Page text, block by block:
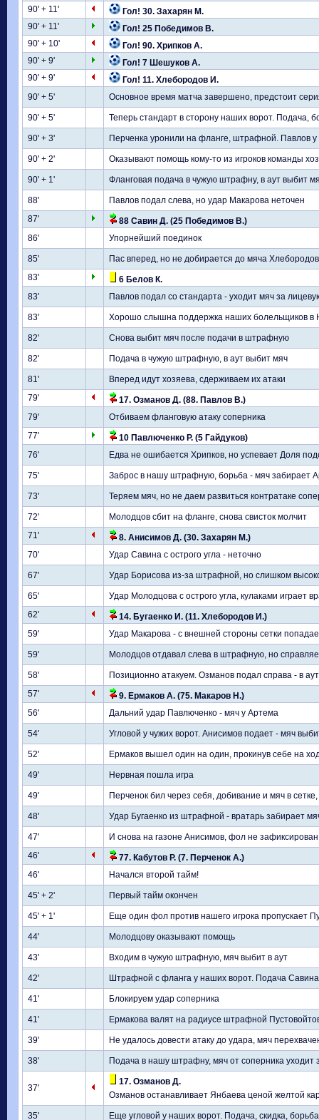
90' + 11'
Гол! 30. Захарян М.
90' + 11'
Гол! 25 Победимов В.
90' + 10'
Гол! 90. Хрипков А.
90' + 9'
Гол! 7 Шешуков А.
90' + 9'
Гол! 11. Хлебородов И.
90' + 5'
Основное время матча завершено, предстоит
90' + 5' Теперь стандарт в сторону наших ворот. Подача,
90' + 3' Перченка уронили на фланге, штрафной. Павлов
90' + 2' Оказывают помощь кому-то из игроков команды
90' + 1' Фланговая подача в чужую штрафну, в аут выбит
88'
Павлов подал слева, но удар Макарова неточен
87'
88 Савин Д. (25 Победимов В.)
86'
Упорнейший поединок
85'
Пас вперед, но не добирается до мяча
83'
6 Белов К.
83'
Павлов подал со стандарта - уходит мяч за
83' Хорошо слышна поддержка наших болельщиков в
82' Снова выбит мяч после подачи в штрафную
82' Подача в чужую штрафную, в аут выбит мяч
81'
Вперед идут хозяева, сдерживаем их атаки
79'
17. Озманов Д. (88. Павлов В.)
79'
Отбиваем фланговую атаку соперника
77'
10 Павлюченко Р. (5 Гайдуков)
76'
Едва не ошибается Хрипков, но успевает Доля
75' Заброс в нашу штрафную, борьба - мяч забирает
73' Теряем мяч, но не даем развиться контратаке
72'
Молодцов сбит на фланге, снова свисток молчит
71'
8. Анисимов Д. (30. Захарян М.)
70'
Удар Савина с острого угла - неточно
67' Удар Борисова из-за штрафной, но слишком
65'
Удар Молодцова с острого угла, кулаками играет
62'
14. Бугаенко И. (11. Хлебородов И.)
59'
Удар Макарова - с внешней стороны сетки
59' Молодцов отдавал слева в штрафную, но
58'
Позиционно атакуем. Озманов подал справа - в
57'
9. Ермаков А. (75. Макаров Н.)
56'
Дальний удар Павлюченко - мяч у Артема
54' Угловой у чужих ворот. Анисимов подает - мяч
52' Ермаков вышел один на один, прокинув себе на
49' Нервная пошла игра
49' Перченок бил через себя, добивание и мяч в
48' Удар Бугаенко из штрафной - вратарь забирает
47'
И снова на газоне Анисимов, фол не зафиксирован
46'
77. Кабутов Р. (7. Перченок А.)
46'
Начался второй тайм!
45' + 2' Первый тайм окончен
45' + 1' Еще один фол против нашего игрока пропускает
44' Молодцову оказывают помощь
43' Входим в чужую штрафную, мяч выбит в аут
42' Штрафной с фланга у наших ворот. Подача
41' Блокируем удар соперника
41' Ермакова валят на радиусе штрафной
39' Не удалось довести атаку до удара, мяч
38' Подача в нашу штрафну, мяч от соперника уходит
37'
17. Озманов Д.
Озманов останавливает Янбаева ценой желтой
35' Еще угловой у наших ворот. Подача, скидка,